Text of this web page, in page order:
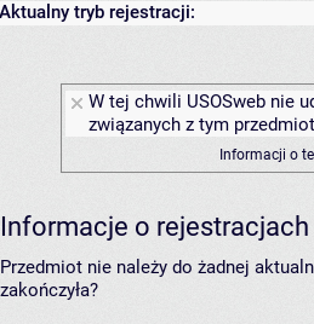
Aktualny tryb rejestracji:
W tej chwili USOSweb nie
związanych z tym
Informacji o
Informacje o
Przedmiot nie należy do żadnej
zakończyła?